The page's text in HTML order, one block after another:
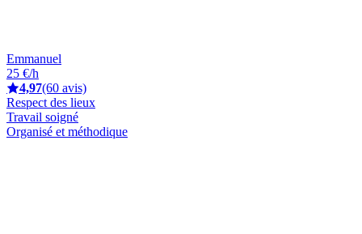
Emmanuel
25 €/h
4,97(60 avis)
Respect des lieux
Travail soigné
Organisé et méthodique